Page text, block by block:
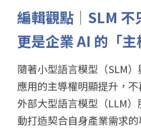
編輯觀點｜ SLM 不
更是企業 AI 的「
隨著小型語言模型（SLM
應用的主導權明顯提升，
外部大型語言模型（LLM
動打造契合自身產業需求